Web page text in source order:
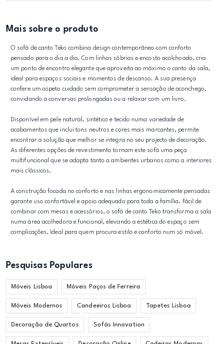
Mais sobre o produto
O sofá de canto Teko combina design contemporâneo com conforto
pensado para o dia a dia. Com linhas sóbrias e encosto acolchoado, cria
um ponto de encontro elegante que aproveita ao máximo o canto da sala,
ideal para espaços sociais e momentos de descanso. A sua presença
confere um aspeto cuidado sem comprometer a sensação de aconchego,
convidando a conversas prolongadas ou a relaxar com um livro.
Disponível em pele natural, sintético e tecido numa variedade de
acabamentos que inclui tons neutros e cores mais marcantes, permite
encontrar a solução que melhor se integra no seu projecto de decoração.
As diferentes opções de revestimento tornam este sofá uma peça
multifuncional que se adapta tanto a ambientes urbanos como a interiores
mais clássicos.
A construção focada no conforto e nas linhas ergonomicamente pensadas
garante uso confortável e apoio adequado para toda a família. Fácil de
combinar com mesas e acessórios, o sofá de canto Teko transforma a sala
numa área acolhedora e funcional, elevando a estética do espaço sem
complicações. Ideal para quem procura estilo e conforto num só móvel.
Pesquisas Populares
Móveis Lisboa Móveis Paços de Ferreira
Móveis Modernos Candeeiros Lisboa Tapetes Lisboa
Decoração de Quartos Sofás Innovation